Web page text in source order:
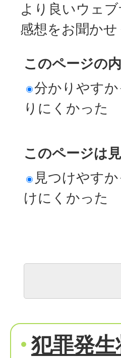
より良いウェ
感想をお聞かせ
このページの
分かりやすか
りにくかった
このページは
見つけやす
けにくかった
犯罪発